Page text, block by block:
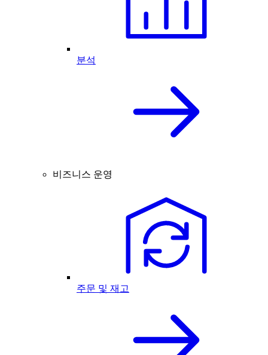
분석
비즈니스 운영
주문 및 재고